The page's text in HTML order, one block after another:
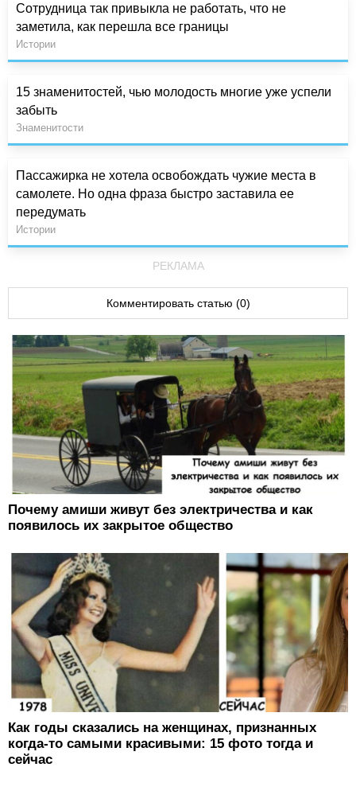
Сотрудница так привыкла не работать, что не
заметила, как перешла все границы
Истории
15 знаменитостей, чью молодость многие уже успели
забыть
Знаменитости
Пассажирка не хотела освобождать чужие места в
самолете. Но одна фраза быстро заставила ее
передумать
Истории
РЕКЛАМА
Комментировать статью (0)
Почему амиши живут без электричества и как
появилось их закрытое общество
Как годы сказались на женщинах, признанных
когда-то самыми красивыми: 15 фото тогда и
сейчас